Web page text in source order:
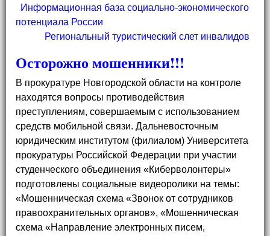
Информационная база социально-экономического
потенциала России
Региональный туристический слет инвалидов
Осторожно мошенники!!!
В прокуратуре Новгородской области на контроле
находятся вопросы противодействия
преступлениям, совершаемым с использованием
средств мобильной связи. Дальневосточным
юридическим институтом (филиалом) Университета
прокуратуры Российской Федерации при участии
студенческого объединения «Киберволонтеры»
подготовлены социальные видеоролики на темы:
«Мошенническая схема «Звонок от сотрудников
правоохранительных органов», «Мошенническая
схема «Направление электронных писем,